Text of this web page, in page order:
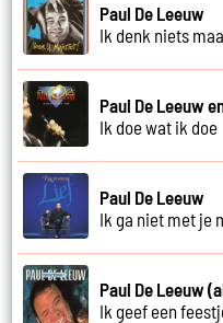
Paul De Leeuw
Ik denk niets
Paul De Leeuw
Ik doe wat ik doe
Paul De Leeuw
Ik ga niet met je
Paul De Leeuw
Ik geef een